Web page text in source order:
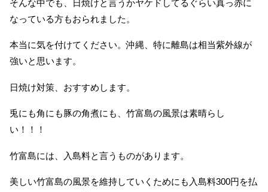
そんな中でも、日焼けと言うかヤケドしてるぐらい真っ赤に
なっている方もおられました。
本当に気を付けてください。沖縄、特に離島は相当紫外線が
強いと思います。
日焼け対策、おすすめします。
兎にも角にも豚の角煮にも、竹富島の風景は素晴らし
い！！！
竹富島には、入島料と言うものがあります。
美しい竹富島の風景を維持していくためにも入島料300円を払